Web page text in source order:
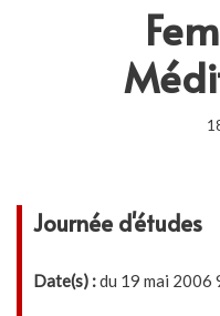
Journée d'études
Date(s) :du 19 mai 2006